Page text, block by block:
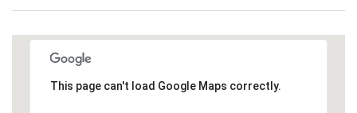
This page can't load Google Maps correctly.